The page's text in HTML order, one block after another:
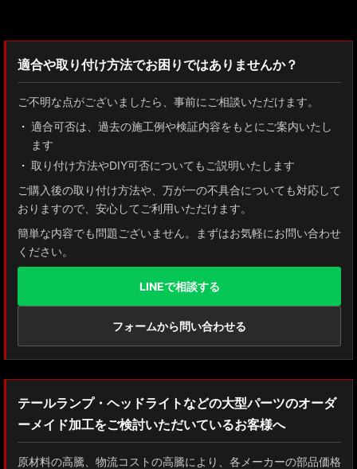
適合や取り付け方法でお困りではありませんか？
ご不明な点がございましたら、事前にご相談いただけます。
適合可否は、過去の施工例や検証内容をもとにご案内いたし
ます
取り付け方法やDIY可否についてもご説明いたします
ご購入後の取り付け方法や、万が一の不具合についても対応して
おりますので、安心してご利用いただけます。
簡単な内容でも問題ございません。まずはお気軽にお問い合わせ
ください。
LINEで相談する
フォームから問い合わせる
テールランプ・ヘッドライトなどの大型パーツのオーダ
ーメイド加工をご検討いただいているお客様へ
原材料の高騰、物流コストの高騰により、各メーカーの部品価格